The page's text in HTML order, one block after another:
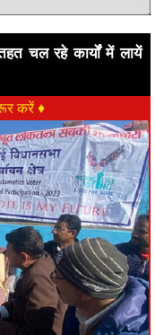
चल रहे कार्यों में लायें
करें ♦